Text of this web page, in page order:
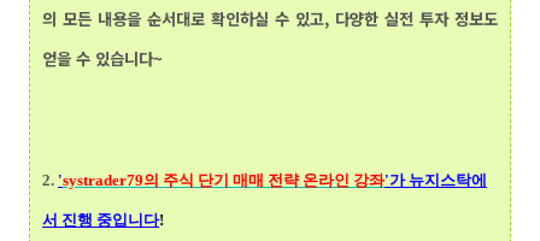
의 모든 내용을 순서대로 확인하실 수 있고, 다양한 실전 투자 정보도
얻을 수 있습니다~
2. 'systrader79의 주식 단기 매매 전략 온라인 강좌'가 뉴지스탁에
서 진행 중입니다!